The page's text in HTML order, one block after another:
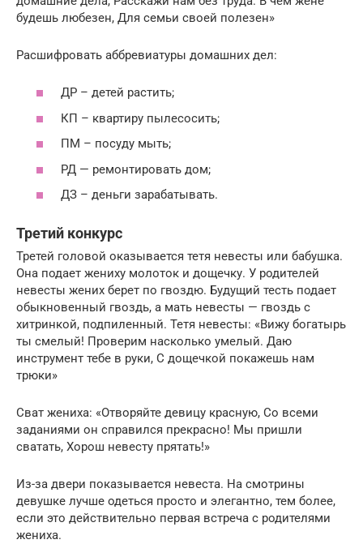
будешь любезен, Для семьи своей полезен»
Расшифровать аббревиатуры домашних дел:
ДР – детей растить;
КП – квартиру пылесосить;
ПМ – посуду мыть;
РД — ремонтировать дом;
ДЗ – деньги зарабатывать.
Третий конкурс
Третей головой оказывается тетя невесты или бабушка.
Она подает жениху молоток и дощечку. У родителей
невесты жених берет по гвоздю. Будущий тесть подает
обыкновенный гвоздь, а мать невесты — гвоздь с
хитринкой, подпиленный. Тетя невесты: «Вижу богатырь
ты смелый! Проверим насколько умелый. Даю
инструмент тебе в руки, С дощечкой покажешь нам
трюки»
Сват жениха: «Отворяйте девицу красную, Со всеми
заданиями он справился прекрасно! Мы пришли
сватать, Хорош невесту прятать!»
Из-за двери показывается невеста. На смотрины
девушке лучше одеться просто и элегантно, тем более,
если это действительно первая встреча с родителями
жениха.